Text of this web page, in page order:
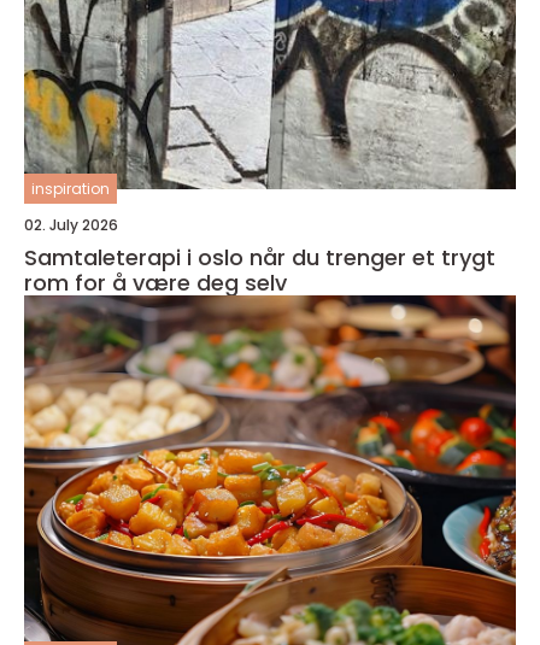
inspiration
02. July 2026
Samtaleterapi i oslo når du trenger et trygt
rom for å være deg selv